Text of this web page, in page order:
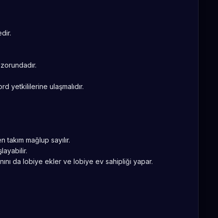
yetkililerine ulaşmalıdır.
mağlup sayılır.
da lobiye ekler ve lobiye ev sahipliği yapar.